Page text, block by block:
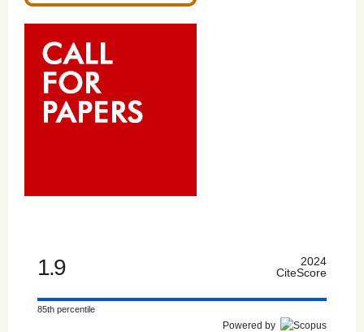
1.9
2024
CiteScore
85th percentile
Powered by